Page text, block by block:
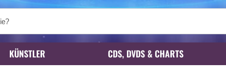
KÜNSTLER CDS, DVDS & CHARTS